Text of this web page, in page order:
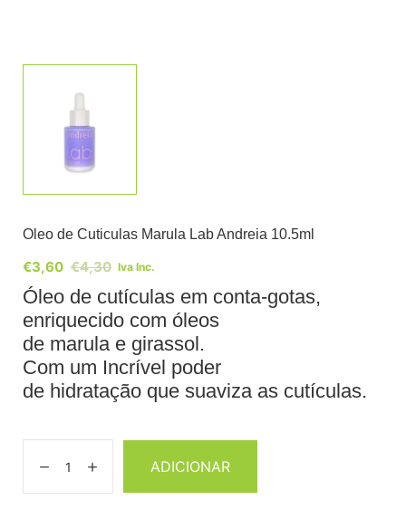
Oleo de Cuticulas Marula Lab Andreia 10.5ml
€4,30
€3,60 Iva Inc.
Óleo de cutículas em conta-gotas,
enriquecido com óleos
de marula e girassol.
Com um Incrível poder
de hidratação que suaviza as cutículas.
ADICIONAR